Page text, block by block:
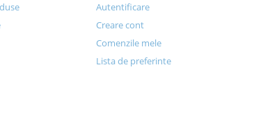
Autentificare
Creare cont
Comenzile mele
Lista de preferinte